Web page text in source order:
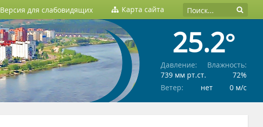
Версия для слабовидящих Карта сайта
25.2°
Давление:
739 мм рт.ст.
Влажность:
72%
Ветер:
нет 0 м/c